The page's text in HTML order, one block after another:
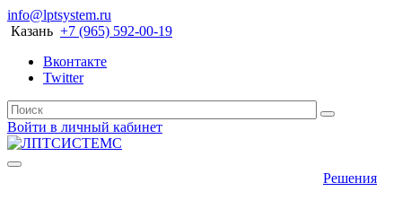
info@lptsystem.ru
Казань +7 (965) 592-00-19
Вконтакте
Twitter
Войти в личный кабинет
Решения